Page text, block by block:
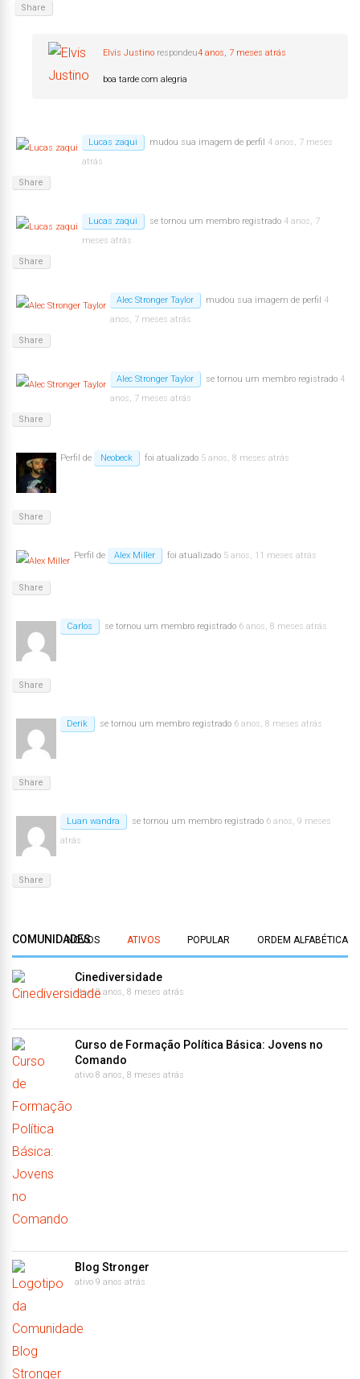
Share
Elvis Justino respondeu4 anos, 7 meses atrás
boa tarde com alegria
Lucas zaqui mudou sua imagem de perfil 4 anos, 7 meses
atrás
Share
Lucas zaqui se tornou um membro registrado 4 anos, 7
meses atrás
Share
Alec Stronger Taylor mudou sua imagem de perfil 4
anos, 7 meses atrás
Share
Alec Stronger Taylor se tornou um membro registrado 4
anos, 7 meses atrás
Share
Perfil de Neobeck foi atualizado 5 anos, 8 meses atrás
Share
Perfil de Alex Miller foi atualizado 5 anos, 11 meses atrás
Share
Carlos se tornou um membro registrado 6 anos, 8 meses atrás
Share
Derik se tornou um membro registrado 6 anos, 8 meses atrás
Share
Luan wandra se tornou um membro registrado 6 anos, 9 meses
atrás
Share
COMUNIDADES
NOVOS ATIVOS POPULAR ORDEM ALFABÉTICA
Cinediversidade
ativo 8 anos, 8 meses atrás
Curso de Formação Política Básica: Jovens no
Comando
ativo 8 anos, 8 meses atrás
Blog Stronger
ativo 9 anos atrás